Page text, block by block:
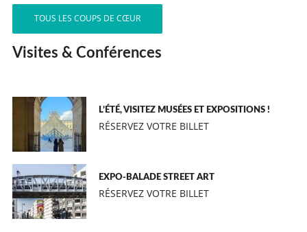
TOUS LES COUPS DE CŒUR
Visites & Conférences
L’ÉTÉ, VISITEZ MUSÉES ET EXPOSITIONS !
RÉSERVEZ VOTRE BILLET
EXPO-BALADE STREET ART
RÉSERVEZ VOTRE BILLET